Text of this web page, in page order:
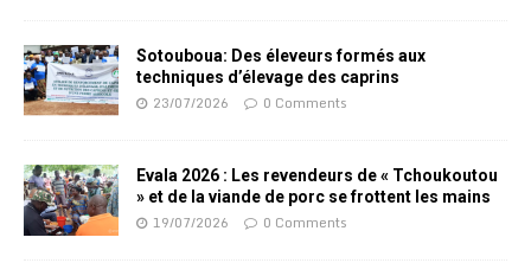
Sotouboua: Des éleveurs formés aux
techniques d’élevage des caprins
23/07/2026 0 Comments
Evala 2026 : Les revendeurs de « Tchoukoutou
» et de la viande de porc se frottent les mains
19/07/2026 0 Comments